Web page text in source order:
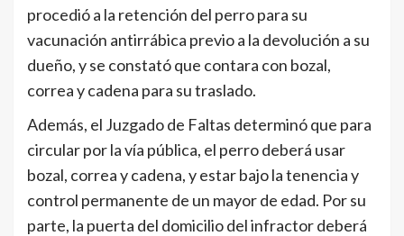
procedió a la retención del perro para su
vacunación antirrábica previo a la devolución a su
dueño, y se constató que contara con bozal,
correa y cadena para su traslado.
Además, el Juzgado de Faltas determinó que para
circular por la vía pública, el perro deberá usar
bozal, correa y cadena, y estar bajo la tenencia y
control permanente de un mayor de edad. Por su
parte, la puerta del domicilio del infractor deberá